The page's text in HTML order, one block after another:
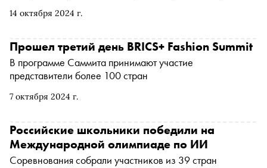
14 октября 2024 г.
аудиторией, что нельзя и что нужно доверять ИИ в
общения с зумерами — одна из приоритетных задач для
бизнеса и где для бизнесмена заканчиваются границы
искренности со своей аудиторией
7 октября 2024 г.
Прошел третий день BRICS+ Fashion Summit
В программе Саммита принимают участие
представители более 100 стран
Российские школьники победили на
Международной олимпиаде по ИИ
Соревнования собрали участников из 39 стран